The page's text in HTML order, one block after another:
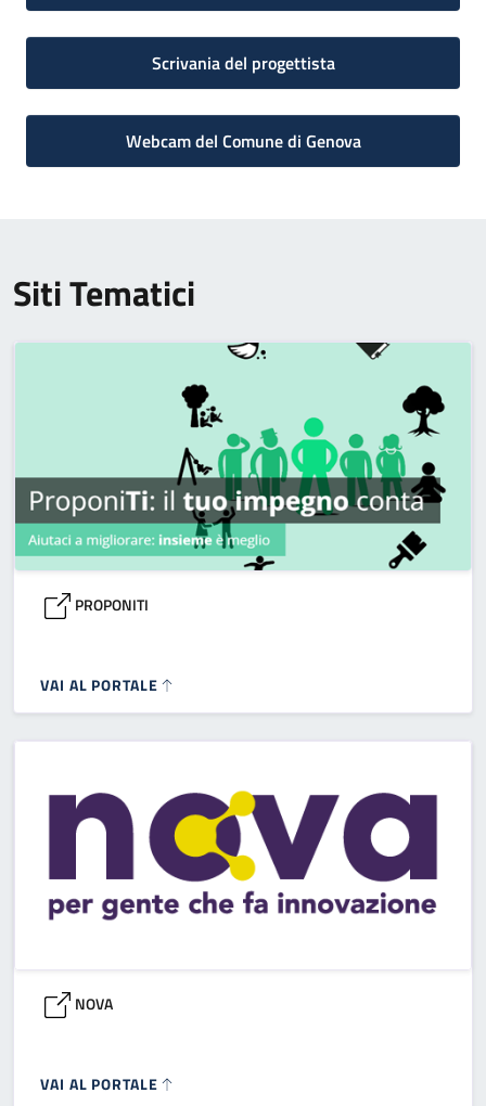
Scrivania del progettista
Webcam del Comune di Genova
Siti Tematici
PROPONITI
VAI AL PORTALE
NOVA
VAI AL PORTALE